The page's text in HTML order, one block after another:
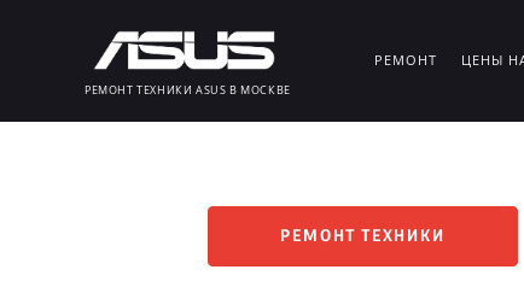
РЕМОНТ ТЕХНИКИ ASUS В МОСКВЕ
РЕМОНТ ЦЕНЫ
РЕМОНТ ТЕХНИКИ